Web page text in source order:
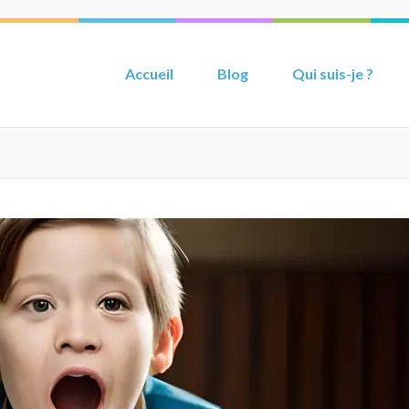
Accueil Blog Qui suis-je ?